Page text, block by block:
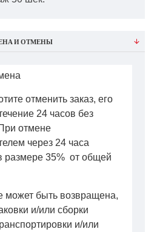
И ОТМЕНЫ
отменить заказ, его
24 часов без
отмене
через 24 часа
размере 35% от общей
может быть возвращена,
и/или сборки
и/или